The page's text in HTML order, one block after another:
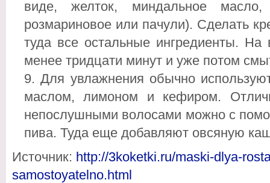
виде, желток, миндальное
розмариновое или пачули). Сделать
туда все остальные ингредиенты.
менее тридцати минут и уже потом
Для увлажнения обычно
маслом, лимоном и кефиром.
непослушными волосами можно с
пива. Туда еще добавляют овсяную
Источник: http://3koketki.ru/maski-dlya-
samostoyatelno.html